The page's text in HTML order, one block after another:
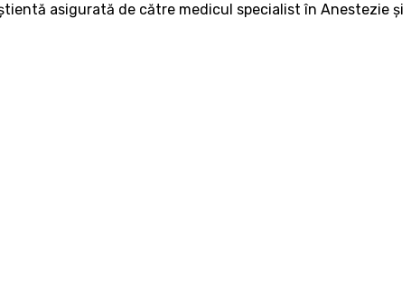
asigurată de către medicul specialist în Anestezie și